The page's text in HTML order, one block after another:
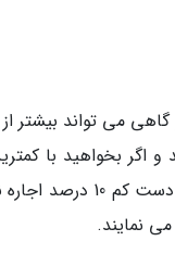
تومان می گیرند و اگر
دو تا سه میلیون تومان
نمایند.